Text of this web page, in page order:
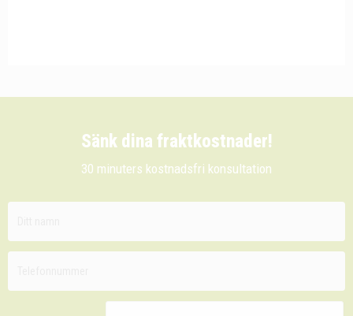
Sänk dina fraktkostnader!
30 minuters kostnadsfri konsultation